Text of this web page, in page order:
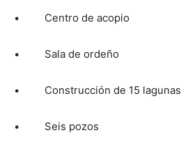
• Centro de acopio
• Sala de ordeño
• Construcción de 15 lagunas
• Seis pozos